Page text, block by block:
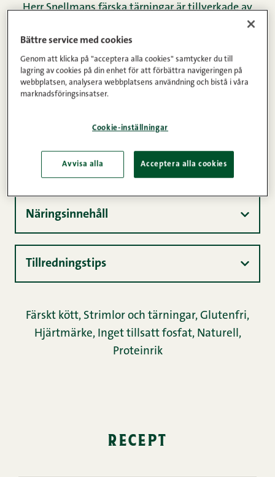
Herr Snellmans färska tärningar är tillverkade av
färskt, finländskt nötkött som inte varit fryst vid
något tillfälle. Passar utmärkt till olika grytor!
Köttinnehåll Vikt
Produktinformation
Näringsinnehåll
Tillredningstips
Färskt kött, Strimlor och tärningar, Glutenfri,
Hjärtmärke, Inget tillsatt fosfat, Naturell,
Proteinrik
recept
Bättre service med cookies
Genom att klicka på "acceptera alla cookies" samtycker du till
lagring av cookies på din enhet för att förbättra navigeringen på
webbplatsen, analysera webbplatsens användning och bistå i våra
marknadsföringsinsatser.
Cookie-inställningar
Avvisa alla Acceptera alla cookies